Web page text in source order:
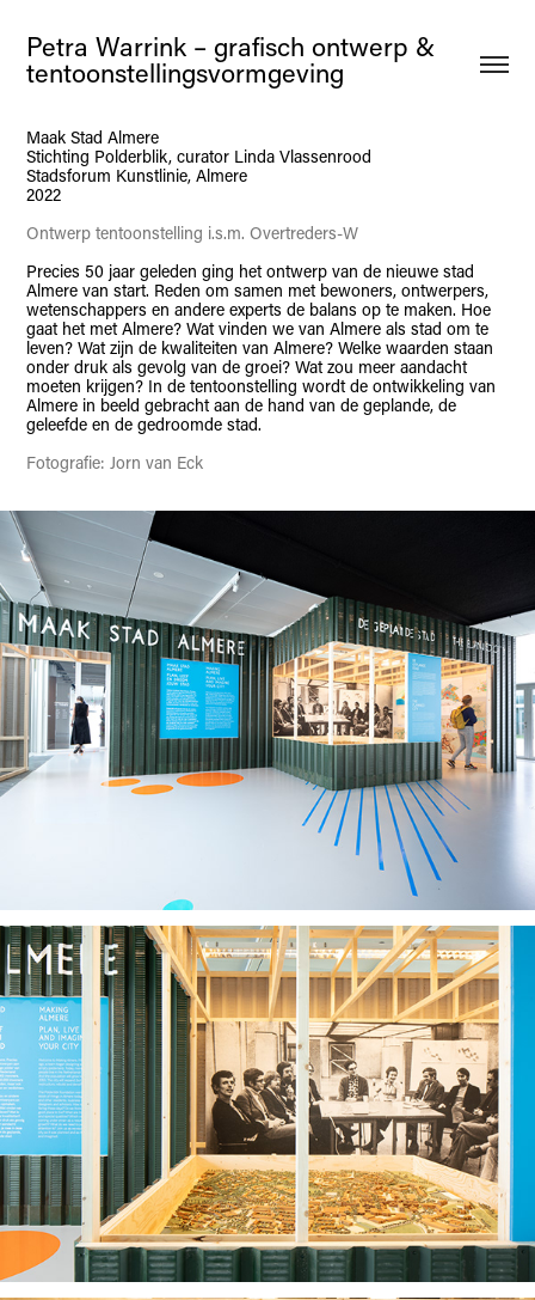
Petra Warrink – grafisch ontwerp &
tentoonstellingsvormgeving
Maak Stad Almere
Stichting Polderblik, curator Linda Vlassenrood
Stadsforum Kunstlinie, Almere
2022
Ontwerp tentoonstelling i.s.m. Overtreders-W
Precies 50 jaar geleden ging het ontwerp van de nieuwe stad
Almere van start. Reden om samen met bewoners, ontwerpers,
wetenschappers en andere experts de balans op te maken. Hoe
gaat het met Almere? Wat vinden we van Almere als stad om te
leven? Wat zijn de kwaliteiten van Almere? Welke waarden staan
onder druk als gevolg van de groei? Wat zou meer aandacht
moeten krijgen? In de tentoonstelling wordt de ontwikkeling van
Almere in beeld gebracht aan de hand van de geplande, de
geleefde en de gedroomde stad.
Fotografie: Jorn van Eck